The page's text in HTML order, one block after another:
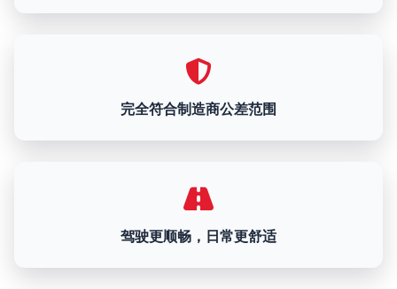
完全符合制造商公差范围
驾驶更顺畅，日常更舒适